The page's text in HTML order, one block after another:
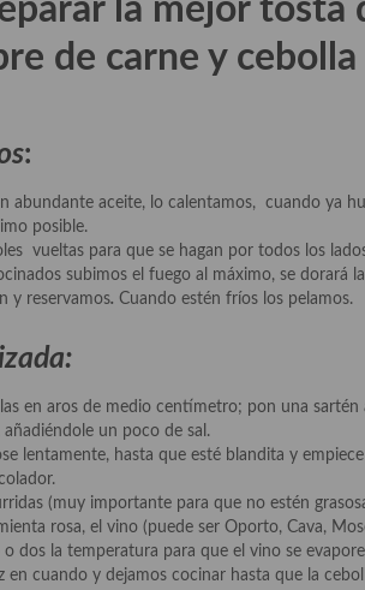
la mejor
de carne y cebolla
:
abundante aceite, lo calentamos, cuando ya
posible.
vueltas para que se hagan por todos los
subimos el fuego al máximo, se dorará
y reservamos. Cuando estén fríos los pelamos.
en aros de medio centímetro; pon una
un poco de sal.
lentamente, hasta que esté blandita y
(muy importante para que no estén
rosa, el vino (puede ser Oporto, Cava,
dos la temperatura para que el vino se
en cuando y dejamos cocinar hasta que la